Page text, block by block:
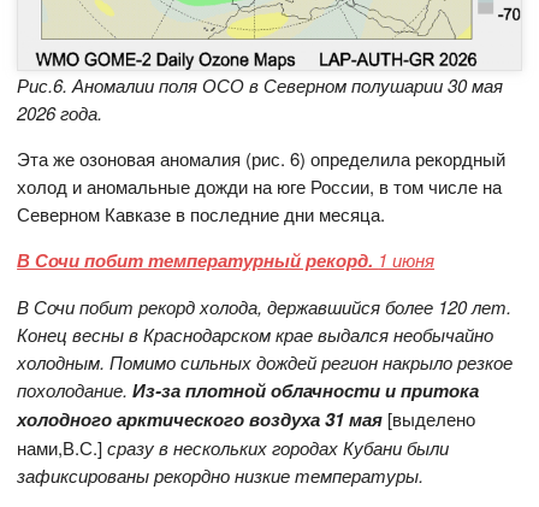
Рис.6. Аномалии поля ОСО в Северном полушарии 30 мая
2026 года.
Эта же озоновая аномалия (рис. 6) определила рекордный
холод и аномальные дожди на юге России, в том числе на
Северном Кавказе в последние дни месяца.
В Сочи побит температурный рекорд. 1 июня
В Сочи побит рекорд холода, державшийся более 120 лет.
Конец весны в Краснодарском крае выдался необычайно
холодным. Помимо сильных дождей регион накрыло резкое
похолодание.Из-за плотной облачности и притока
холодного арктического воздуха 31 мая [выделено
нами,В.С.]сразу в нескольких городах Кубани были
зафиксированы рекордно низкие температуры.